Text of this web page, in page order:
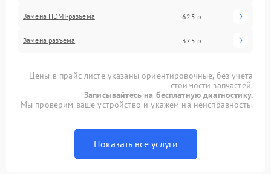
Замена HDMI-разъема 625 р
Замена разъема 375 р
Цены в прайс-листе указаны ориентировочные, без учета
стоимости запчастей.
Записывайтесь на бесплатную диагностику.
Мы проверим ваше устройство и укажем на неисправность.
Показать все услуги